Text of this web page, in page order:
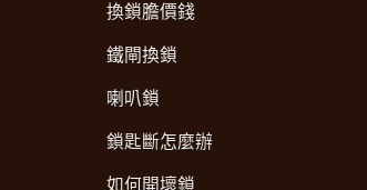
換鎖膽價錢
鐵閘換鎖
喇叭鎖
鎖匙斷怎麼辦
如何開壞鎖